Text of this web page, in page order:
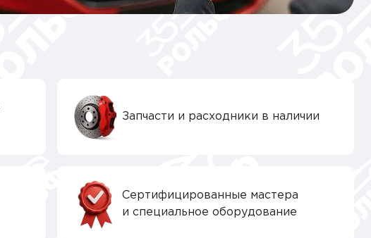
Запчасти и расходники в наличии
Сертифицированные мастера
и специальное оборудование